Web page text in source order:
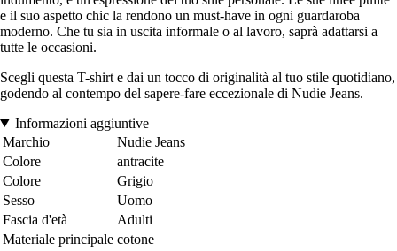
e il suo aspetto chic la rendono un must-have in ogni guardaroba
moderno. Che tu sia in uscita informale o al lavoro, saprà adattarsi a
tutte le occasioni.
Scegli questa T-shirt e dai un tocco di originalità al tuo stile quotidiano,
godendo al contempo del sapere-fare eccezionale di Nudie Jeans.
Informazioni aggiuntive
Marchio
Nudie Jeans
Colore
antracite
Colore
Grigio
Sesso
Uomo
Fascia d'età
Adulti
Materiale principale cotone